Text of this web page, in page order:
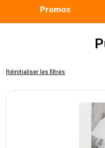
Promos
Réinitialiser les filtres